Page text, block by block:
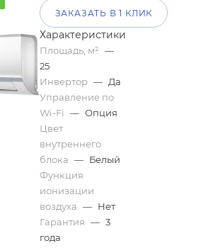
ЗАКАЗАТЬ В 1 КЛИК
Характеристики
Площадь, м² —
25
Инвертор — Да
Управление по
Wi-Fi
— Опция
Цвет
внутреннего
блока — Белый
Функция
ионизации
воздуха — Нет
Гарантия — 3
года